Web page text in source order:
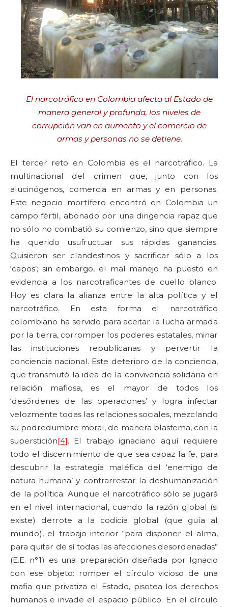
El narcotráfico en Colombia afecta al Estado de
manera general y profunda, los niveles de
corrupción van en aumento y el comercio de
armas y personas no se detiene.
El tercer reto en Colombia es el narcotráfico. La
multinacional del crimen que, junto con los
alucinógenos, comercia en armas y en personas.
Este negocio mortífero encontró en Colombia un
campo fértil, abonado por una dirigencia rapaz que
no sólo no combatió su comienzo, sino que siempre
ha querido usufructuar sus rápidas ganancias.
Quisieron ser clandestinos y sacrificar sólo a los
‘capos’; sin embargo, el mal manejo ha puesto en
evidencia a los narcotraficantes de cuello blanco.
Hoy es clara la alianza entre la alta política y el
narcotráfico. En esta forma el narcotráfico
colombiano ha servido para aceitar la lucha armada
por la tierra, corromper los poderes estatales, minar
las instituciones republicanas y pervertir la
conciencia nacional. Este deterioro de la conciencia,
que transmutó la idea de la convivencia solidaria en
relación mafiosa, es el mayor de todos los
‘desórdenes de las operaciones’ y logra infectar
velozmente todas las relaciones sociales, mezclando
su podredumbre moral, de manera blasfema, con la
superstición[4]. El trabajo ignaciano aquí requiere
todo el discernimiento de que sea capaz la fe, para
descubrir la estrategia maléfica del ‘enemigo de
natura humana’ y contrarrestar la deshumanización
de la política. Aunque el narcotráfico sólo se jugará
en el nivel internacional, cuando la razón global (si
existe) derrote a la codicia global (que guía al
mundo), el trabajo interior “para disponer el alma,
para quitar de sí todas las afecciones desordenadas”
(E.E. n°1) es una preparación diseñada por Ignacio
con ese objeto: romper el círculo vicioso de una
mafia que privatiza el Estado, pisotea los derechos
humanos e invade el espacio público. En el círculo